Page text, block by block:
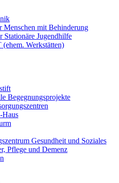
Menschen mit Behinderung
Stationäre Jugendhilfe
Werkstätten)
Begegnungsprojekte
Haus
Gesundheit und Soziales
Pflege und Demenz